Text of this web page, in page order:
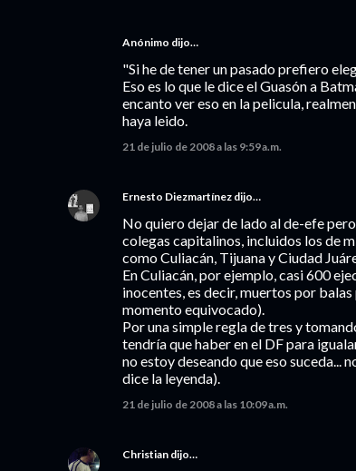
Anónimo dijo…
"Si he de tener un pasado prefiero
Eso es lo que le dice el Guasón a
encanto ver eso en la pelicula,
haya leido.
21 de julio de 2008 a las 9:59 a.m.
Ernesto Diezmartínez dijo…
No quiero dejar de lado al de-efe
colegas capitalinos, incluidos los de
como Culiacán, Tijuana y Ciudad
En Culiacán, por ejemplo, casi 600
inocentes, es decir, muertos por
momento equivocado).
Por una simple regla de tres y
tendría que haber en el DF para
no estoy deseando que eso suceda...
dice la leyenda).
21 de julio de 2008 a las 10:09 a.m.
Christian dijo…